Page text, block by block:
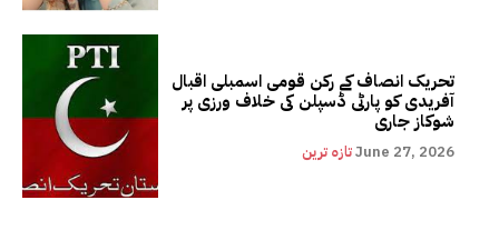
تحریک انصاف کے رکن قومی اسمبلی اقبال
آفریدی کو پارٹی ڈسپلن کی خلاف ورزی پر
شوکاز جاری
تازہ ترینJune 27, 2026